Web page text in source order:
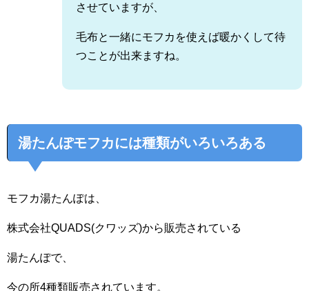
させていますが、
毛布と一緒にモフカを使えば暖かくして待
つことが出来ますね。
湯たんぽモフカには種類がいろいろある
モフカ湯たんぽは、
株式会社QUADS(クワッズ)から販売されている
湯たんぽで、
今の所4種類販売されています。